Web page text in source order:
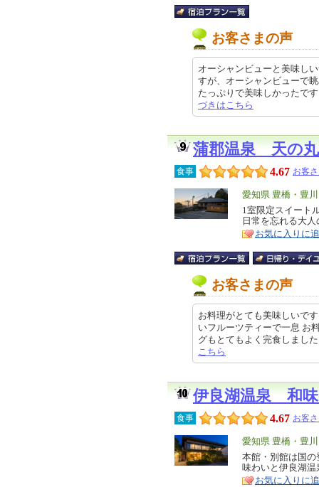
お客さまの声
オーシャンビューと美味し
すが、オーシャンビューで
たっぷりで美味しかったで
づきはこちら
蒲郡温泉 天の
食事 4.67 お客
エ
リ
ア
愛知県 豊橋・豊
特
徴
1室限定スイート
日常を忘れる大
お気に入りに
お客さまの声
お料理がとても美味しいで
いフルーツティーで一息 お
グもとてもよく完食しまし
こちら
伊良湖温泉 和
食事 4.67 お客
エ
リ
ア
愛知県 豊橋・豊
特
徴
本館・別館は国
味わいと伊良湖
お気に入りに